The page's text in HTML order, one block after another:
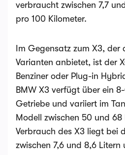
verbraucht zwischen 7,7
pro 100 Kilometer.
Im Gegensatz zum X3, der
Varianten anbietet, ist der
Benziner oder Plug-in
BMW X3 verfügt über ein
Getriebe und variiert im
Modell zwischen 50 und 68
Verbrauch des X3 liegt bei
zwischen 7,6 und 8,6 Litern